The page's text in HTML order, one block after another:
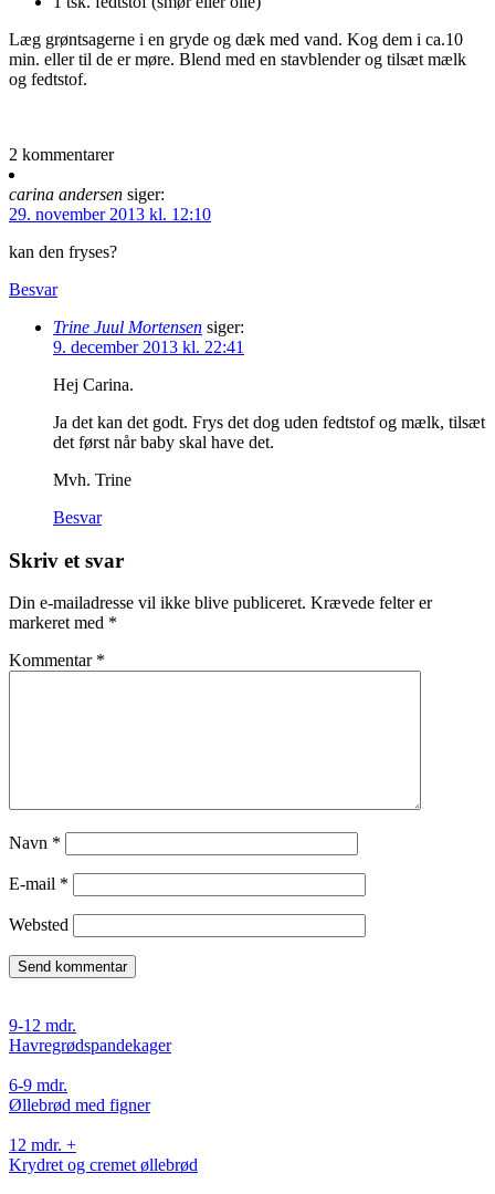
Læg grøntsagerne i en gryde og dæk med vand. Kog dem i ca.10
min. eller til de er møre. Blend med en stavblender og tilsæt mælk
og fedtstof.
2 kommentarer
carina andersen siger:
29. november 2013 kl. 12:10
kan den fryses?
Besvar
Trine Juul Mortensen siger:
9. december 2013 kl. 22:41
Hej Carina.
Ja det kan det godt. Frys det dog uden fedtstof og mælk, tilsæt
det først når baby skal have det.
Mvh. Trine
Besvar
Skriv et svar
Din e-mailadresse vil ikke blive publiceret. Krævede felter er
markeret med *
Kommentar *
Navn *
E-mail *
Websted
9-12 mdr.
Havregrødspandekager
6-9 mdr.
Øllebrød med figner
12 mdr. +
Krydret og cremet øllebrød